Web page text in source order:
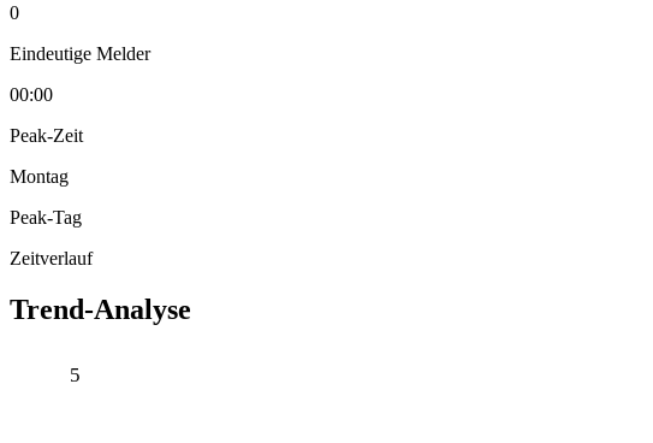
0
Eindeutige Melder
00:00
Peak-Zeit
Montag
Peak-Tag
Zeitverlauf
Trend-Analyse
5